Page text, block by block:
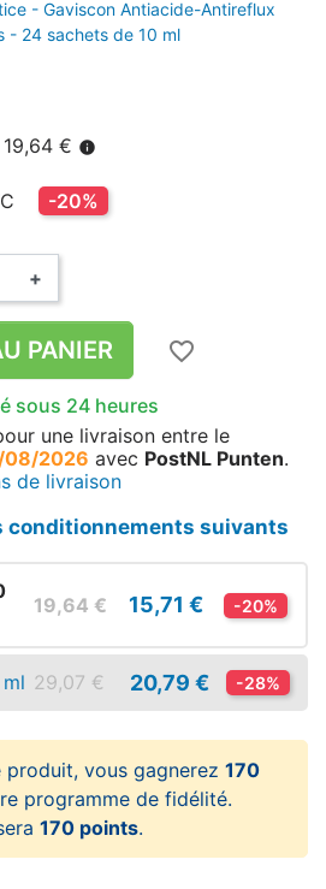
- Gaviscon Antiacide-Antireflux
- 24 sachets de 10 ml
€ info
-20%
+
PANIER
favorite_border
sous 24 heures
une livraison entre le
08/2026 avec PostNL Punten.
de livraison
conditionnements suivants
19,64 € 15,71 € -20%
29,07 € 20,79 € -28%
produit, vous gagnerez 170
programme de fidélité.
170 points.